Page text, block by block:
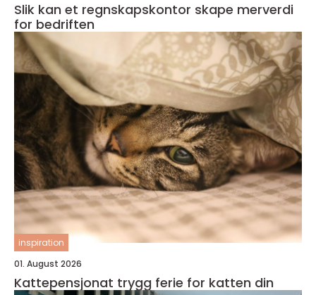
Slik kan et regnskapskontor skape merverdi
for bedriften
inspiration
01. August 2026
Kattepensjonat trygg ferie for katten din